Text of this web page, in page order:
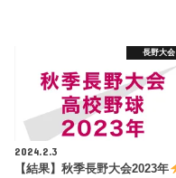
長野大会
2024.2.3
【結果】秋季長野大会2023年